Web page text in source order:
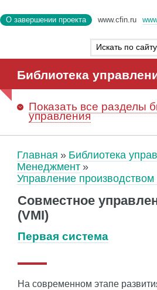
О завершении проекта www.cfin.ru
Библиотека
Показать все разделы
управления
Главная
Библиотека
Менеджмент
Управление производством
Совместное
(VMI)
Первая система
На современном этапе